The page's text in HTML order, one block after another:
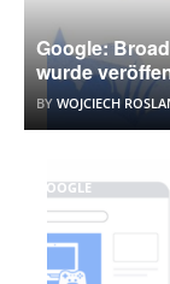
Google:
wurde
BY WOJCIECH
GOOGLE